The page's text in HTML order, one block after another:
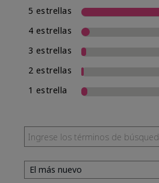
5 estrellas
4 estrellas
3 estrellas
2 estrellas
1 estrella